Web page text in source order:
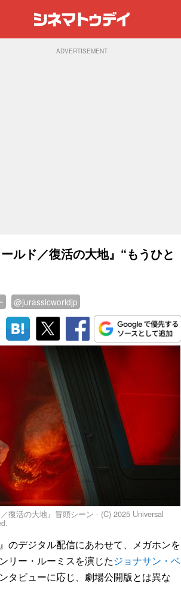
ADVERTISEMENT
ルド／復活の大地』“もうひと
@jurassicworldjp
復活の大地』冒頭シーン - (C) 2025 Universal
』のデジタル配信にあわせて、メガホンを
リー・ルーミスを演じたジョナサン・ベ
タビューに応じ、劇場公開版とは異な